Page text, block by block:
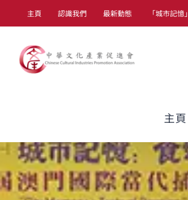
to
content
主頁 認識我們 最新動態 「城市記憶」
主頁